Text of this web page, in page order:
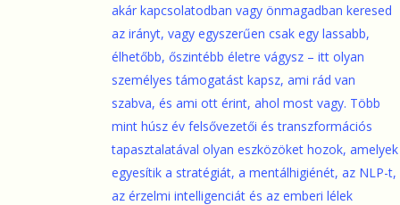
akár kapcsolatodban vagy önmagadban keresed
az irányt, vagy egyszerűen csak egy lassabb,
élhetőbb, őszintébb életre vágysz – itt olyan
személyes támogatást kapsz, ami rád van
szabva, és ami ott érint, ahol most vagy. Több
mint húsz év felsővezetői és transzformációs
tapasztalatával olyan eszközöket hozok, amelyek
egyesítik a stratégiát, a mentálhigiénét, az NLP-t,
az érzelmi intelligenciát és az emberi lélek